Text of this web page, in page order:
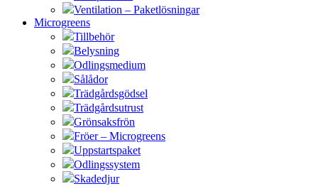
Ventilation – Paketlösningar
Microgreens
Tillbehör
Belysning
Odlingsmedium
Sålådor
Trädgårdsgödsel
Trädgårdsutrust
Grönsaksfrön
Fröer – Microgreens
Uppstartspaket
Odlingssystem
Skadedjur